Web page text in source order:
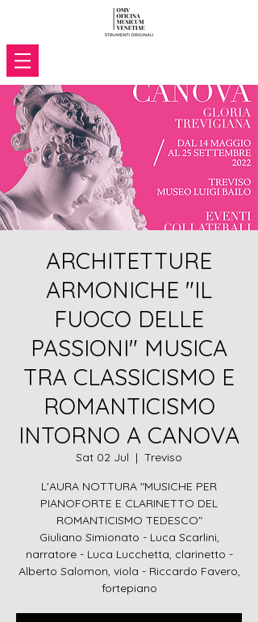
ARCHITETTURE
ARMONICHE "IL
FUOCO DELLE
PASSIONI" MUSICA
TRA CLASSICISMO E
ROMANTICISMO
INTORNO A CANOVA
Sat 02 Jul
  |
Treviso
L'AURA NOTTURA "MUSICHE PER
PIANOFORTE E CLARINETTO DEL
ROMANTICISMO TEDESCO"
Giuliano Simionato - Luca Scarlini,
narratore - Luca Lucchetta, clarinetto -
Alberto Salomon, viola - Riccardo Favero,
fortepiano